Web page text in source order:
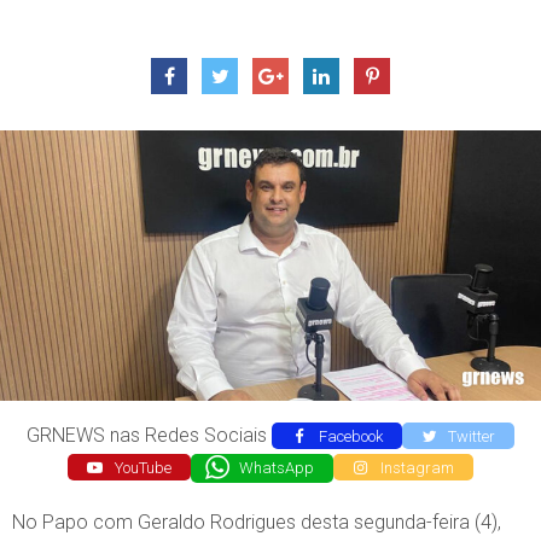
GRNEWS nas Redes Sociais Facebook
Twitter
YouTube
WhatsApp Instagram
No Papo com Geraldo Rodrigues desta segunda-feira (4),